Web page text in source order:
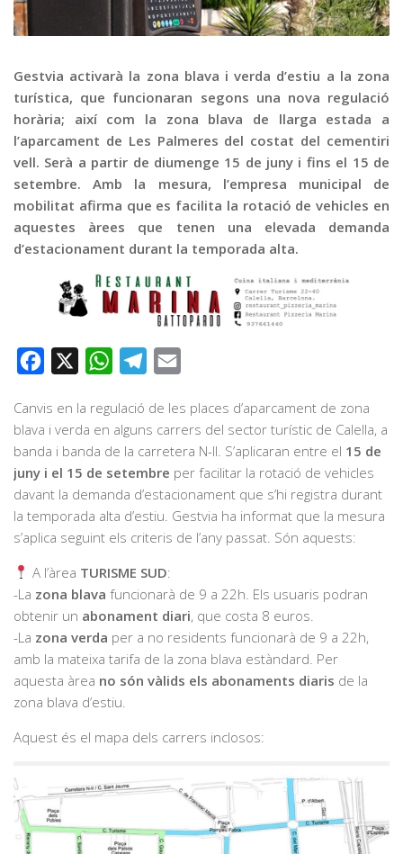
Publicitat
Contacte
Gestvia activarà la zona blava i verda d’estiu a la zona
turística, que funcionaran segons una nova regulació
horària; així com la zona blava de llarga estada a
l’aparcament de Les Palmeres del costat del cementiri
vell. Serà a partir de diumenge 15 de juny i fins el 15 de
setembre. Amb la mesura, l’empresa municipal de
mobilitat afirma que es facilita la rotació de vehicles en
aquestes àrees que tenen una elevada demanda
d’estacionament durant la temporada alta.
Facebook WhatsAppTelegram
Canvis en la regulació de les places d’aparcament de zona
blava i verda en alguns carrers del sector turístic de Calella, a
banda i banda de la carretera N-II. S’aplicaran entre el 15 de
juny i el 15 de setembre per facilitar la rotació de vehicles
davant la demanda d’estacionament que s’hi registra durant
la temporada alta d’estiu. Gestvia ha informat que la mesura
s’aplica seguint els criteris de l’any passat. Són aquests:
A l’àrea TURISME SUD:
-La zona blava funcionarà de 9 a 22h. Els usuaris podran
obtenir un abonament diari, que costa 8 euros.
-La zona verda per a no residents funcionarà de 9 a 22h,
amb la mateixa tarifa de la zona blava estàndard. Per
aquesta àrea no són vàlids els abonaments diaris de la
zona blava d’estiu.
Aquest és el mapa dels carrers inclosos: